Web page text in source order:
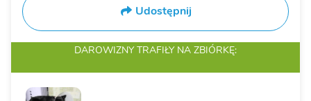
Udostępnij
DAROWIZNY TRAFIŁY NA ZBIÓRKĘ: